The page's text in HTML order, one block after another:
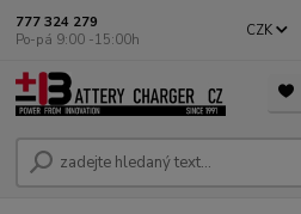
CZK
777 324 279
Po-pá 9:00 -15:00h